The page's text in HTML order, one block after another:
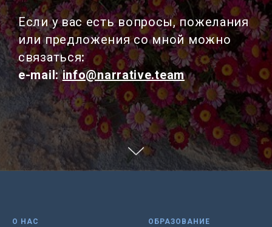
Если у вас есть вопросы, пожелания
или предложения со мной можно
связаться:
e-mail:info@narrative.team
О НАС ОБРАЗОВАНИЕ